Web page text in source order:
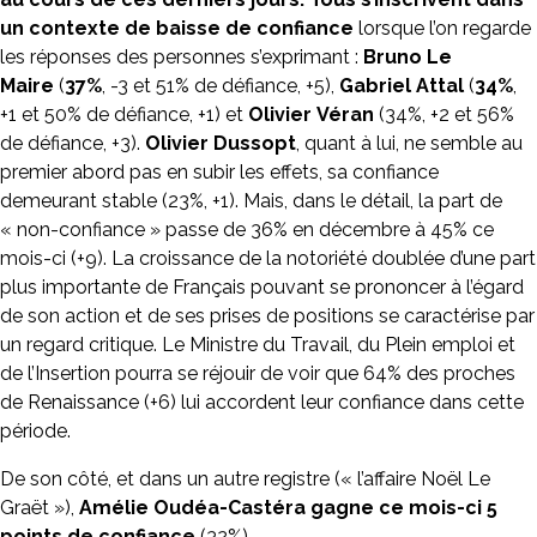
un contexte de baisse de confiance lorsque l’on regarde
les réponses des personnes s’exprimant : Bruno Le
Maire (37%, -3 et 51% de défiance, +5), Gabriel Attal (34%,
+1 et 50% de défiance, +1) et Olivier Véran (34%, +2 et 56%
de défiance, +3). Olivier Dussopt, quant à lui, ne semble au
premier abord pas en subir les effets, sa confiance
demeurant stable (23%, +1). Mais, dans le détail, la part de
« non-confiance » passe de 36% en décembre à 45% ce
mois-ci (+9). La croissance de la notoriété doublée d’une part
plus importante de Français pouvant se prononcer à l’égard
de son action et de ses prises de positions se caractérise par
un regard critique. Le Ministre du Travail, du Plein emploi et
de l’Insertion pourra se réjouir de voir que 64% des proches
de Renaissance (+6) lui accordent leur confiance dans cette
période.
De son côté, et dans un autre registre (« l’affaire Noël Le
Graët »), Amélie Oudéa-Castéra gagne ce mois-ci 5